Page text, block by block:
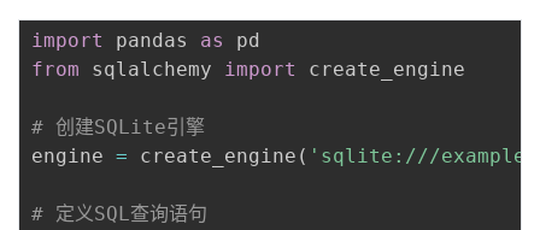
持
建
import pandas as
from sqlalchemy import create_engine
# 创建SQLite引擎
engine = create_engine ( 'sqlite:///
# 定义SQL查询语句